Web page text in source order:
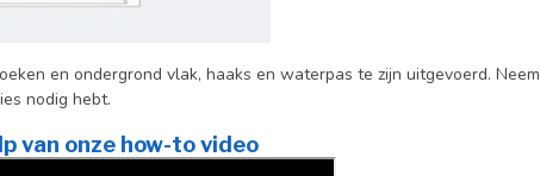
en ondergrond vlak, haaks en waterpas te zijn uitgevoerd. Neem
nodig hebt.
van onze how-to video